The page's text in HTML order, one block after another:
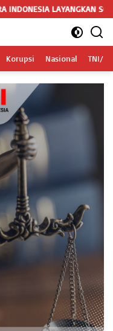
SOMASI KEDUA DAN
Korupsi Nasional TNI/